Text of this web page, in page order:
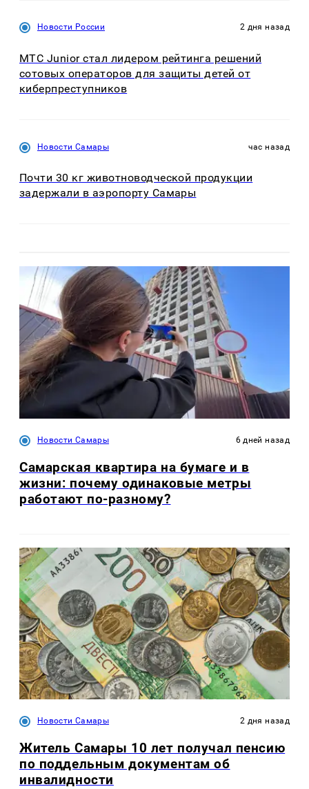
Новости России 2 дня назад
МТС Junior стал лидером рейтинга решений
сотовых операторов для защиты детей от
киберпреступников
Новости Самары час назад
Почти 30 кг животноводческой продукции
задержали в аэропорту Самары
Новости Самары 6 дней назад
Самарская квартира на бумаге и в
жизни: почему одинаковые метры
работают по-разному?
Новости Самары 2 дня назад
Житель Самары 10 лет получал пенсию
по поддельным документам об
инвалидности